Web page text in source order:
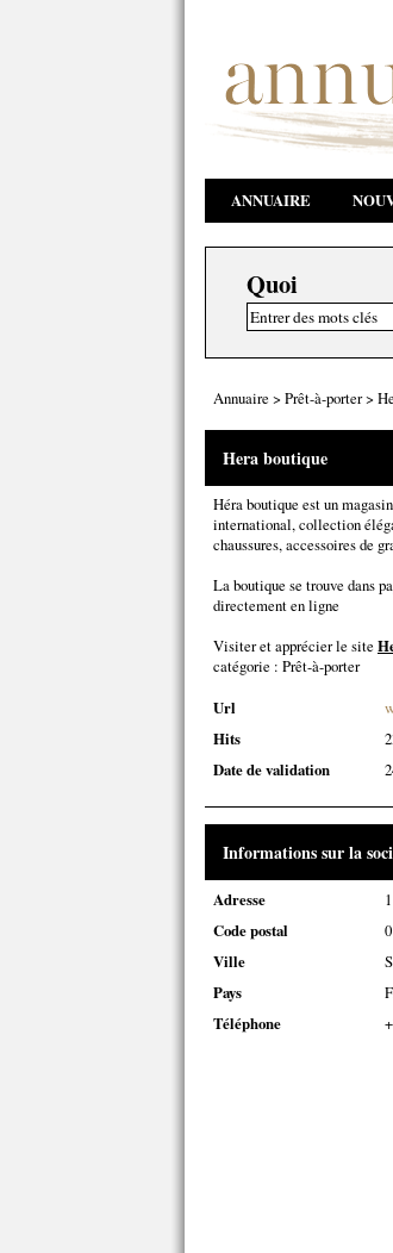
ANNUAIRE
Quoi
Annuaire > Prêt-à-porter>
Hera boutique
Héra boutique est un
international, collection
chaussures, accessoires de
La boutique se trouve dans
directement en ligne
Visiter et apprécier le site
catégorie : Prêt-à-porter
Url
Hits
Date de validation
Informations sur la
Adresse
Code postal
Ville
Pays
Téléphone